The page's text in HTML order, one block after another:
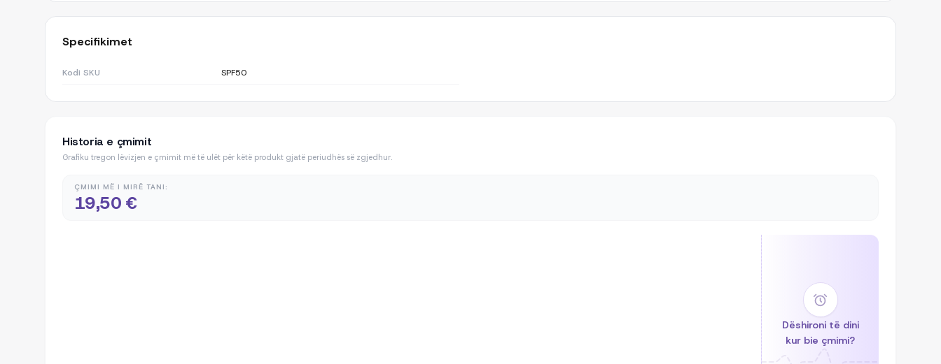
Specifikimet
Kodi SKU SPF50
Historia e çmimit
Grafiku tregon lëvizjen e çmimit më të ulët për këtë produkt gjatë periudhës së zgjedhur.
ÇMIMI MË I MIRË TANI:
19,50 €
Dëshironi të dini
kur bie çmimi?